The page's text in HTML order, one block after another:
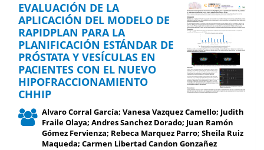
EVALUACIÓN DE LA
APLICACIÓN DEL MODELO DE
RAPIDPLAN PARA LA
PLANIFICACIÓN ESTÁNDAR DE
PRÓSTATA Y VESÍCULAS EN
PACIENTES CON EL NUEVO
HIPOFRACCIONAMIENTO
CHHIP
Alvaro Corral García; Vanesa Vazquez Camello; Judith
Fraile Olaya; Andres Sanchez Dorado; Juan Ramón
Gómez Fervienza; Rebeca Marquez Parro; Sheila Ruiz
Maqueda; Carmen Libertad Candon Gonzañez